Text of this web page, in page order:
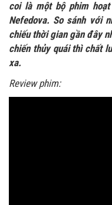
coi là một bộ phim
Nefedova. So sánh với
chiếu thời gian gần đây
chiến thủy quái thì chất
xa.
Review phim: